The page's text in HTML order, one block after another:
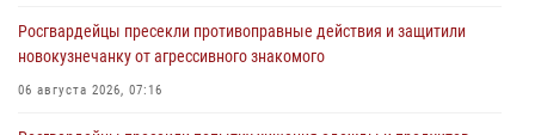
Росгвардейцы пресекли противоправные действия и защитили
новокузнечанку от агрессивного знакомого
06 августа 2026, 07:16